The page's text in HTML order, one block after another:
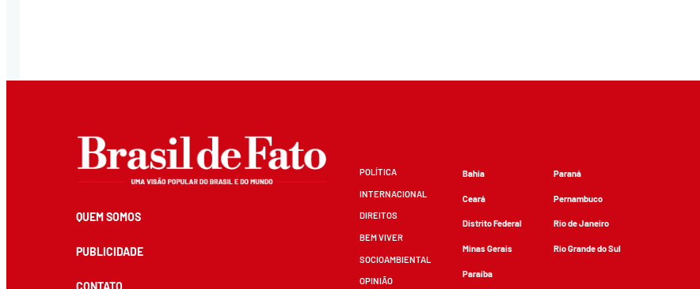
QUEM SOMOS
PUBLICIDADE
POLÍTICA
INTERNACIONAL
DIREITOS
BEM VIVER
SOCIOAMBIENTAL
OPINIÃO
Bahia
Ceará
Distrito Federal
Minas Gerais
Paraíba
Paraná
Pernambuco
Rio de Janeiro
Rio Grande do Sul